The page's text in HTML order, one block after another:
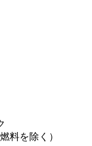
料を除く）